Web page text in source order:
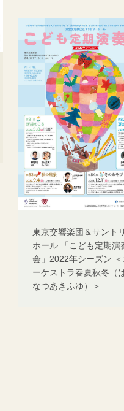
東京交響楽団＆サント
ホール 「こども定期演
会」2022年シーズン
ーケストラ春夏秋冬（
なつあきふゆ）＞